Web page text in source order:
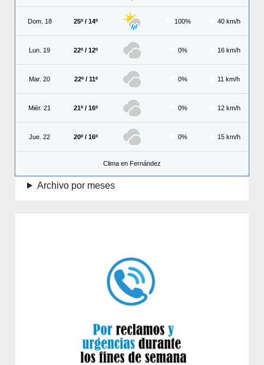
Dom. 18 25º / 14º 100% 40 km/h
Lun. 19 22º / 12º 0% 16 km/h
Mar. 20 22º / 11º 0% 11 km/h
Miér. 21 21º / 16º 0% 12 km/h
Jue. 22 20º / 16º 0% 15 km/h
Clima en Fernández
Archivo por meses